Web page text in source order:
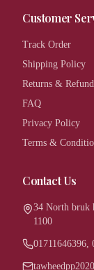
Customer
Track Order
Shipping Policy
Returns &
FAQ
Privacy Policy
Terms &
Contact Us
34 North bruk
1100
01711646396,